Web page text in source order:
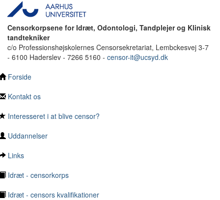
Censorkorpsene for Idræt, Odontologi, Tandplejer og Klinisk
tandtekniker
c/o Professionshøjskolernes Censorsekretariat, Lembckesvej 3-7
- 6100 Haderslev - 7266 5160 - censor-it@ucsyd.dk
Forside
Kontakt os
Interesseret i at blive censor?
Uddannelser
Links
Idræt - censorkorps
Idræt - censors kvalifikationer